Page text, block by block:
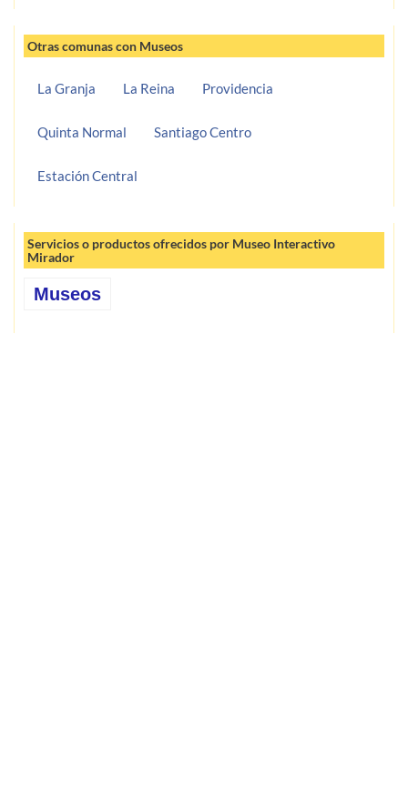
Otras comunas con Museos
La Granja La Reina Providencia
Quinta Normal Santiago Centro
Estación Central
Servicios o productos ofrecidos por Museo Interactivo
Mirador
Museos